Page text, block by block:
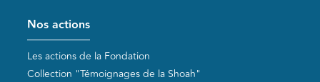
Pied de page
Nos actions
Les actions de la Fondation
Collection "Témoignages de la Shoah"